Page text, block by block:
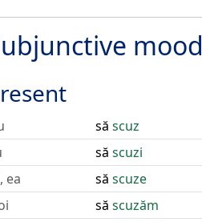
mood
să scuz
să scuzi
ea
să scuze
să scuzăm